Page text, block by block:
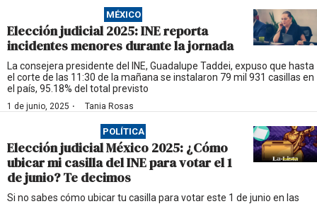
MÉXICO
Elección judicial 2025: INE reporta
incidentes menores durante la jornada
La consejera presidente del INE, Guadalupe Taddei, expuso que hasta
el corte de las 11:30 de la mañana se instalaron 79 mil 931 casillas en
el país, 95.18% del total previsto
1 de junio, 2025 · Tania Rosas
POLÍTICA
Elección judicial México 2025: ¿Cómo
ubicar mi casilla del INE para votar el 1
de junio? Te decimos
Si no sabes cómo ubicar tu casilla para votar este 1 de junio en las